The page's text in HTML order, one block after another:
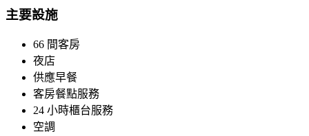
主要設施
66 間客房
夜店
供應早餐
客房餐點服務
24 小時櫃台服務
空調